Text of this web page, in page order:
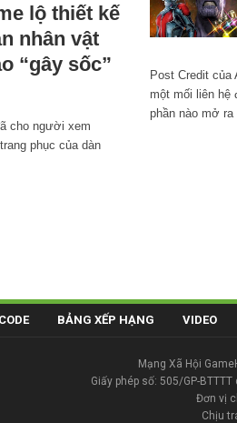
lộ thiết kế
nhân vật
“gây sốc”
cho người xem
phục của dàn
Post Credit của
một mối liên hệ
phần nào mở
BẢNG XẾP HẠNG VIDEO
Mạng Xã Hội
Giấy phép số: 505/GP-
Đơn vị
Chịu